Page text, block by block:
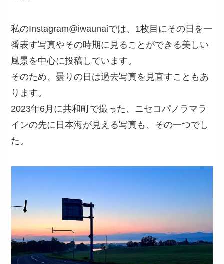
私のInstagram@iwaunaiでは、1枚目にその日を一
番表す写真やその時期に見ることができる美しい
風景を中心に投稿しています。
そのため、曇りの日は過去写真を見直すこともあ
ります。
2023年6月に共和町で撮った、ニセコパノラマラ
インの先に日本海が見える写真も、その一つでし
た。